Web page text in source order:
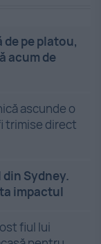
pe platou,
acum de
ascunde o
trimise direct
Sydney.
impactul
fiul lui